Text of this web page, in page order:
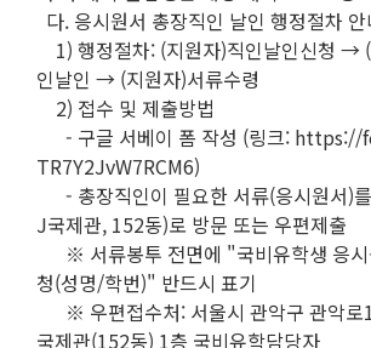
다. 응시원서 총장직인 날인 행정절차 안
1) 행정절차: (지원자)직인날인신청 →
인날인 → (지원자)서류수령
2) 접수 및 제출방법
- 구글 서베이 폼 작성 (링크:
TR7Y2JvW7RCM6)
- 총장직인이 필요한 서류(응시원서)
J국제관, 152동)로 방문 또는 우편제출
※ 서류봉투 전면에 "국비유학생 응시
청(성명/학번)" 반드시 표기
※ 우편접수처: 서울시 관악구 관악로
국제관(152동) 1층 국비유학담당자